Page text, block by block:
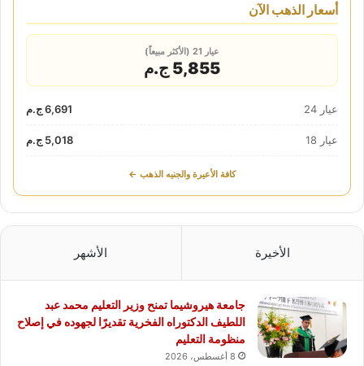
أسعار الذهب الآن
عيار 21 (الأكثر مبيعاً)
5,855 ج.م
عيار 24 6,691 ج.م
عيار 18 5,018 ج.م
كافة الأعيرة والجنيه الذهب ←
الأخيرة الأشهر
جامعة هيروشيما تمنح وزير التعليم محمد عبد
اللطيف الدكتوراه الفخرية تقديرًا لجهوده في إصلاح
منظومة التعليم
8 أغسطس، 2026